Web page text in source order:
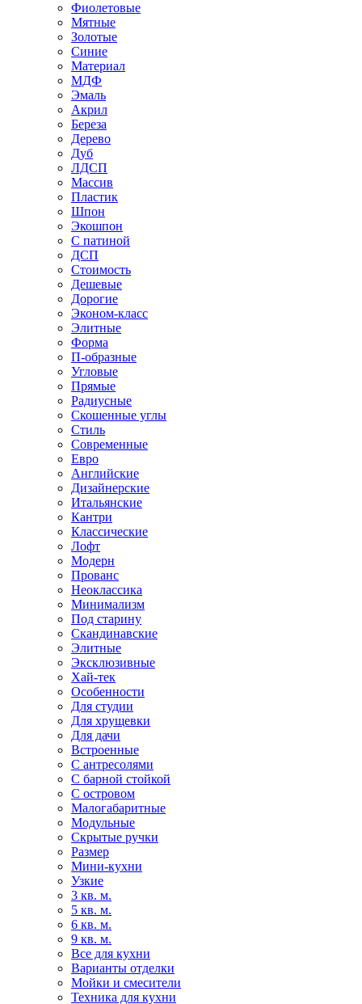
Фиолетовые
Мятные
Золотые
Синие
Материал
МДФ
Эмаль
Акрил
Береза
Дерево
Дуб
ЛДСП
Массив
Пластик
Шпон
Экошпон
С патиной
ДСП
Стоимость
Дешевые
Дорогие
Эконом-класс
Элитные
Форма
П-образные
Угловые
Прямые
Радиусные
Скошенные углы
Стиль
Современные
Евро
Английские
Дизайнерские
Итальянские
Кантри
Классические
Лофт
Модерн
Прованс
Неоклассика
Минимализм
Под старину
Скандинавские
Элитные
Эксклюзивные
Хай-тек
Особенности
Для студии
Для хрущевки
Для дачи
Встроенные
С антресолями
С барной стойкой
С островом
Малогабаритные
Модульные
Скрытые ручки
Размер
Мини-кухни
Узкие
3 кв. м.
5 кв. м.
6 кв. м.
9 кв. м.
Все для кухни
Варианты отделки
Мойки и смесители
Техника для кухни